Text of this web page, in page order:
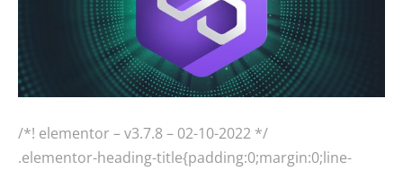
/*! elementor – v3.7.8 – 02-10-2022 */
.elementor-heading-title{padding:0;margin:0;line-